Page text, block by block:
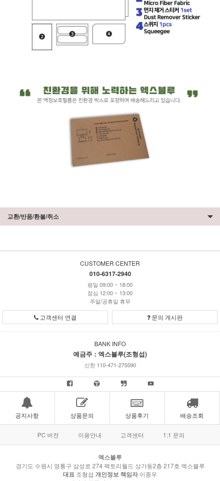
교환/반품/환불/취소
CUSTOMER CENTER
010-6317-2940
평일 09:00 ~ 18:00
점심 12:00 ~ 13:00
주말/공휴일 휴무
고객센터 연결 문의 게시판
BANK INFO
예금주 : 엑스블루(조형섭)
신한 110-471-275590
공지사항 상품문의 상품후기 배송조회
PC 버전 이용안내 고객센터 1:1 문의
엑스블루
경기도 수원시 영통구 삼성로 274 팩토리월드 상가동2층 217호 엑스블루
대표 조형섭 개인정보 책임자 이종우